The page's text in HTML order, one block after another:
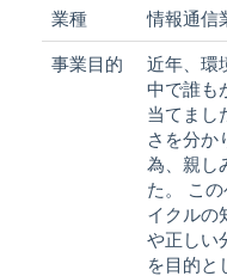
業種 情報通信
事業目的
近年、環
中で誰も
当てまし
さを分か
為、親し
た。 こ
イクルの
や正しい
を目的と